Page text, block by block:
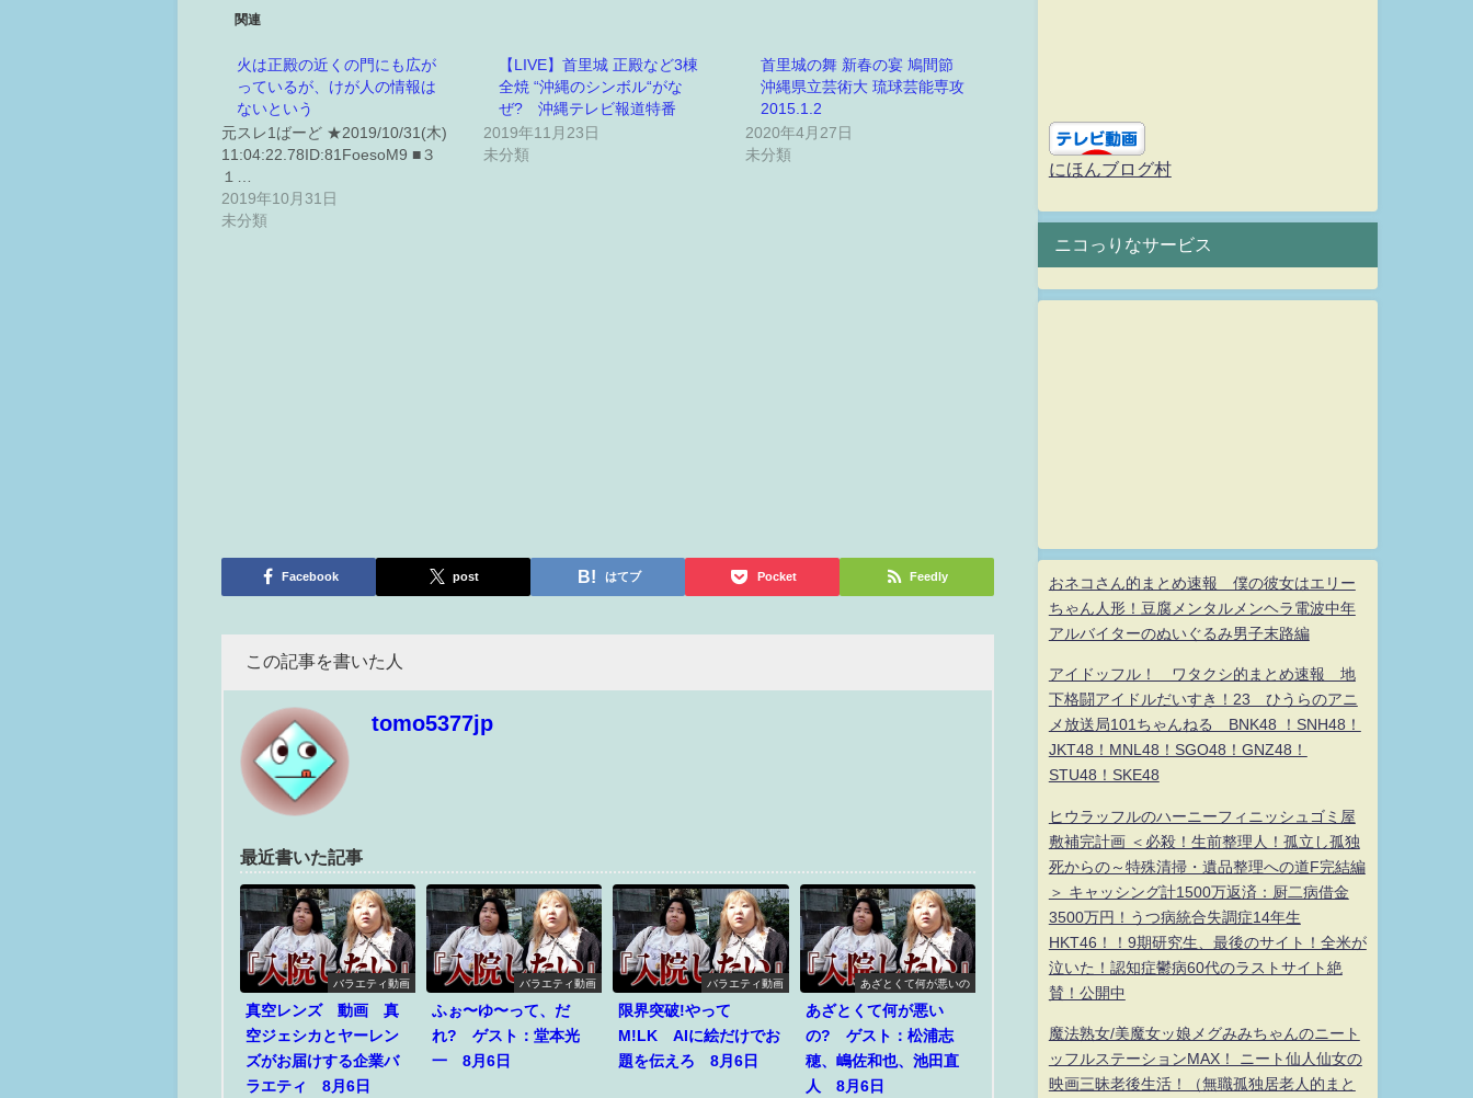
関連
火は正殿の近くの門にも広が
っているが、けが人の情報は
ないという
元スレ1ばーど ★2019/10/31(木)
11:04:22.78ID:81FoesoM9 ■３
１…
2019年10月31日
未分類
【LIVE】首里城 正殿など3棟
全焼 “沖縄のシンボル“がな
ぜ? 沖縄テレビ報道特番
2019年11月23日
未分類
首里城の舞 新春の宴 鳩間節
沖縄県立芸術大 琉球芸能専攻
2015.1.2
2020年4月27日
未分類
Facebook post はてブ Pocket Feedly
この記事を書いた人
tomo5377jp
最近書いた記事
バラエティ動画
真空レンズ 動画 真
空ジェシカとヤーレン
ズがお届けする企業バ
ラエティ 8月6日
バラエティ動画
ふぉ〜ゆ〜って、だ
れ? ゲスト：堂本光
一 8月6日
バラエティ動画
限界突破!やって
M!LK AIに絵だけでお
題を伝えろ 8月6日
あざとくて何が悪いの
あざとくて何が悪い
の? ゲスト：松浦志
穂、嶋佐和也、池田直
人 8月6日
にほんブログ村
ニコっりなサービス
おネコさん的まとめ速報 僕の彼女はエリー
ちゃん人形！豆腐メンタルメンヘラ電波中年
アルバイターのぬいぐるみ男子末路編
アイドッフル！ ワタクシ的まとめ速報 地
下格闘アイドルだいすき！23 ひうらのアニ
メ放送局101ちゃんねる BNK48 ！SNH48！
JKT48！MNL48！SGO48！GNZ48！
STU48！SKE48
ヒウラッフルのハーニーフィニッシュゴミ屋
敷補完計画 ＜必殺！生前整理人！孤立し孤独
死からの～特殊清掃・遺品整理への道F完結編
＞ キャッシング計1500万返済：厨二病借金
3500万円！うつ病統合失調症14年生
HKT46！！9期研究生、最後のサイト！全米が
泣いた！認知症鬱病60代のラストサイト絶
賛！公開中
魔法熟女/美魔女ッ娘メグみみちゃんのニート
ッフルステーションMAX！ ニート仙人仙女の
映画三昧老後生活！（無職孤独居老人的まと